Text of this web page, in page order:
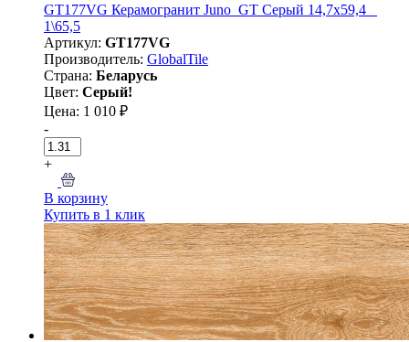
GT177VG Керамогранит Juno_GT Серый 14,7x59,4 _
1\65,5
Артикул: GT177VG
Производитель: GlobalTile
Страна: Беларусь
Цвет: Серый!
Цена: 1 010 ₽
-
+
В корзину
Купить в 1 клик